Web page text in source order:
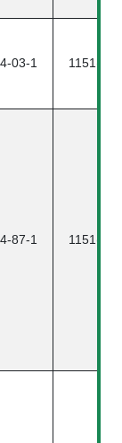
03-1
87-1